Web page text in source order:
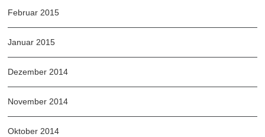
Februar 2015
Januar 2015
Dezember 2014
November 2014
Oktober 2014